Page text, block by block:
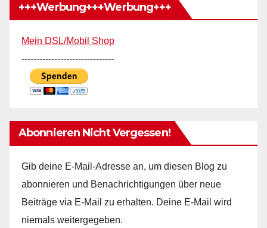
+++Werbung+++Werbung+++
Mein DSL/Mobil Shop
-------------------------------
Abonnieren Nicht Vergessen!
Gib deine E-Mail-Adresse an, um diesen Blog zu
abonnieren und Benachrichtigungen über neue
Beiträge via E-Mail zu erhalten. Deine E-Mail wird
niemals weitergegeben.